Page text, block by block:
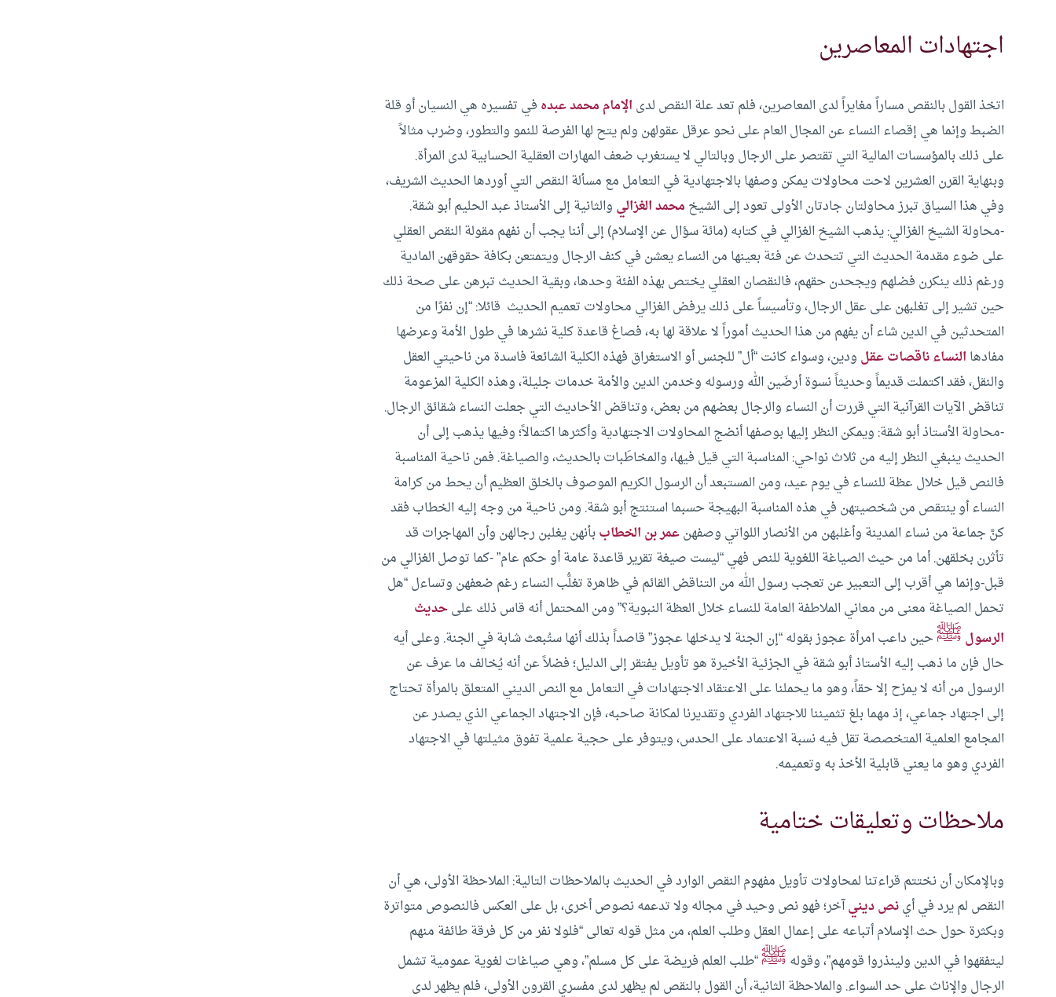
اجتهادات المعاصرين
اتخذ القول بالنقص مساراً مغايراً لدى المعاصرين، فلم تعد علة النقص لدى الإمام محمد عبده في تفسيره هي النسيان أو قلة
الضبط وإنما هي إقصاء النساء عن المجال العام على نحو عرقل عقولهن ولم يتح لها الفرصة للنمو والتطور، وضرب مثالاً
على ذلك بالمؤسسات المالية التي تقتصر على الرجال وبالتالي لا يستغرب ضعف المهارات العقلية الحسابية لدى المرأة.
وبنهاية القرن العشرين لاحت محاولات يمكن وصفها بالاجتهادية في التعامل مع مسألة النقص التي أوردها الحديث الشريف،
وفي هذا السياق تبرز محاولتان جادتان الأولى تعود إلى الشيخ محمد الغزالي والثانية إلى الأستاذ عبد الحليم أبو شقة.
-محاولة الشيخ الغزالي: يذهب الشيخ الغزالي في كتابه (مائة سؤال عن الإسلام) إلى أننا يجب أن نفهم مقولة النقص العقلي
على ضوء مقدمة الحديث التي تتحدث عن فئة بعينها من النساء يعشن في كنف الرجال ويتمتعن بكافة حقوقهن المادية
ورغم ذلك ينكرن فضلهم ويجحدن حقهم، فالنقصان العقلي يختص بهذه الفئة وحدها، وبقية الحديث تبرهن على صحة ذلك
حين تشير إلى تغلبهن على عقل الرجال، وتأسيساً على ذلك يرفض الغزالي محاولات تعميم الحديث قائلا: “إن نفرًا من
المتحدثين في الدين شاء أن يفهم من هذا الحديث أموراً لا علاقة لها به، فصاغ قاعدة كلية نشرها في طول الأمة وعرضها
مفادها النساء ناقصات عقل ودين، وسواء كانت “أل” للجنس أو الاستغراق فهذه الكلية الشائعة فاسدة من ناحيتي العقل
والنقل، فقد اكتملت قديماً وحديثاً نسوة أرضَين الله ورسوله وخدمن الدين والأمة خدمات جليلة، وهذه الكلية المزعومة
تناقض الآيات القرآنية التي قررت أن النساء والرجال بعضهم من بعض، وتناقض الأحاديث التي جعلت النساء شقائق الرجال.
-محاولة الأستاذ أبو شقة: ويمكن النظر إليها بوصفها أنضج المحاولات الاجتهادية وأكثرها اكتمالاً؛ وفيها يذهب إلى أن
الحديث ينبغي النظر إليه من ثلاث نواحي: المناسبة التي قيل فيها، والمخاطَبات بالحديث، والصياغة. فمن ناحية المناسبة
فالنص قيل خلال عظة للنساء في يوم عيد، ومن المستبعد أن الرسول الكريم الموصوف بالخلق العظيم أن يحط من كرامة
النساء أو ينتقص من شخصيتهن في هذه المناسبة البهيجة حسبما استنتج أبو شقة. ومن ناحية من وجه إليه الخطاب فقد
كنَّ جماعة من نساء المدينة وأغلبهن من الأنصار اللواتي وصفهنعمر بن الخطاببأنهن يغلبن رجالهن وأن المهاجرات قد
تأثرن بخلقهن.أما من حيث الصياغة اللغوية للنص فهي “ليست صيغة تقرير قاعدة عامة أو حكم عام” -كما توصل الغزالي من
قبل-وإنما هي أقرب إلى التعبير عن تعجب رسول الله من التناقض القائم في ظاهرة تغلُّب النساء رغم ضعفهن وتساءل “هل
تحمل الصياغة معنى من معاني الملاطفة العامة للنساء خلال العظة النبوية؟” ومن المحتمل أنه قاس ذلك علىحديث
الرسول ﷺحين داعب امرأة عجوز بقوله “إن الجنة لا يدخلها عجوز” قاصداً بذلك أنها ستُبعث شابة في الجنة. وعلى أيه
حال فإن ما ذهب إليه الأستاذ أبو شقة في الجزئية الأخيرة هو تأويل يفتقر إلى الدليل؛ فضلاً عن أنه يُخالف ما عرف عن
الرسول من أنه لا يمزح إلا حقاً، وهو ما يحملنا على الاعتقاد الاجتهادات في التعامل مع النص الديني المتعلق بالمرأة تحتاج
إلى اجتهاد جماعي، إذ مهما بلغ تثميننا للاجتهاد الفردي وتقديرنا لمكانة صاحبه، فإن الاجتهاد الجماعي الذي يصدر عن
المجامع العلمية المتخصصة تقل فيه نسبة الاعتماد على الحدس، ويتوفر على حجية علمية تفوق مثيلتها في الاجتهاد
الفردي وهو ما يعني قابلية الأخذ به وتعميمه.
ملاحظات وتعليقات ختامية
وبالإمكان أن نختتم قراءتنا لمحاولات تأويل مفهوم النقص الوارد في الحديث بالملاحظات التالية:الملاحظة الأولى، هي أن
النقص لم يرد في أينص دينيآخر؛ فهو نص وحيد في مجاله ولا تدعمه نصوص أخرى، بل على العكس فالنصوص متواترة
وبكثرة حول حث الإسلام أتباعه على إعمال العقل وطلب العلم، من مثل قوله تعالى “فلولا نفر من كل فرقة طائفة منهم
ليتفقهوا في الدين ولينذروا قومهم”، وقوله ﷺ“طلب العلم فريضة على كل مسلم”، وهي صياغات لغوية عمومية تشمل
الرجال والإناث على حد السواء. والملاحظة الثانية، أن القول بالنقص لم يظهر لدى مفسري القرون الأولى، فلم يظهر لدى